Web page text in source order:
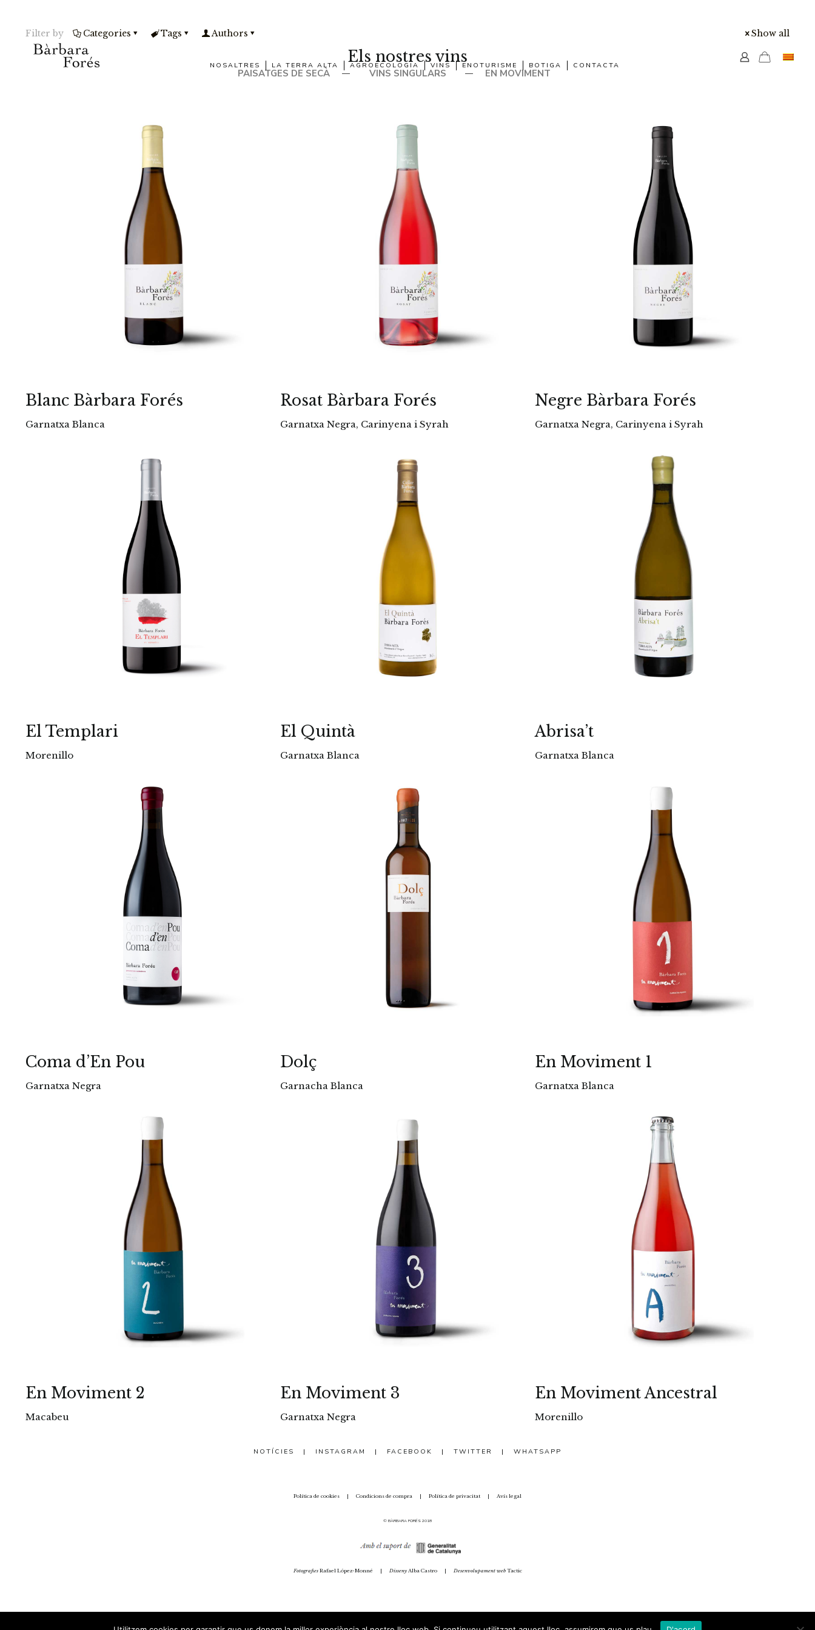
NOSALTRES LA TERRA ALTA AGROECOLOGIA VINS ENOTURISME BOTIGA CONTACTA
Filter by Categories Tags Authors Show all
Els nostres vins
PAISATGES DE SECÀ — VINS SINGULARS — EN MOVIMENT
Blanc Bàrbara Forés
Garnatxa Blanca
Rosat Bàrbara Forés
Garnatxa Negra, Carinyena i Syrah
Negre Bàrbara Forés
Garnatxa Negra, Carinyena i Syrah
El Templari
Morenillo
El Quintà
Garnatxa Blanca
Abrisa’t
Garnatxa Blanca
Coma d’En Pou
Garnatxa Negra
Dolç
Garnacha Blanca
En Moviment 1
Garnatxa Blanca
En Moviment 2
Macabeu
En Moviment 3
Garnatxa Negra
En Moviment Ancestral
Morenillo
NOTÍCIES | INSTAGRAM | FACEBOOK | TWITTER | WHATSAPP
Política de cookies | Condicions de compra | Política de privacitat | Avís legal
© BÀRBARA FORÉS 2018
FotografiesRafael López-Monné | DissenyAlba Castro | Desenvolupament webTactic